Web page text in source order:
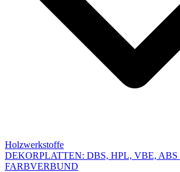
Holzwerkstoffe
DEKORPLATTEN: DBS, HPL, VBE,
FARBVERBUND